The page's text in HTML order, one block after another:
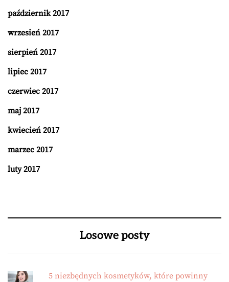
październik 2017
wrzesień 2017
sierpień 2017
lipiec 2017
czerwiec 2017
maj 2017
kwiecień 2017
marzec 2017
luty 2017
Losowe posty
5 niezbędnych kosmetyków, które powinny